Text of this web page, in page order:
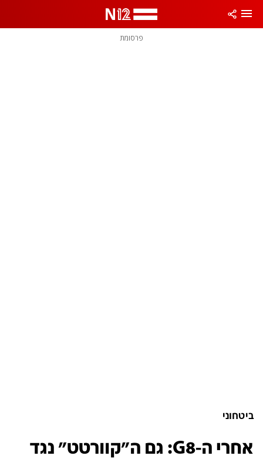
פרסומת
ביטחוני
אחרי ה-G8: גם ה"קוורטט" נגד